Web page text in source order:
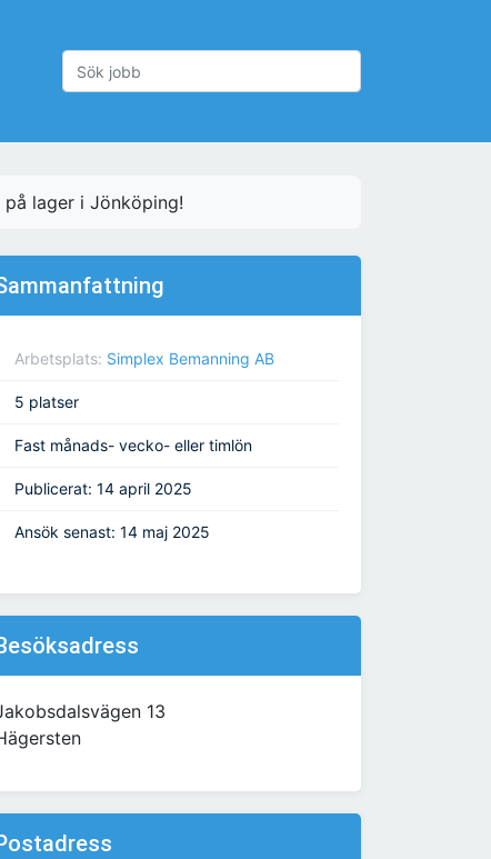
lager i Jönköping!
Arbetsplats: Simplex Bemanning AB
5 platser
Fast månads- vecko- eller timlön
Publicerat: 14 april 2025
Ansök senast: 14 maj 2025
13